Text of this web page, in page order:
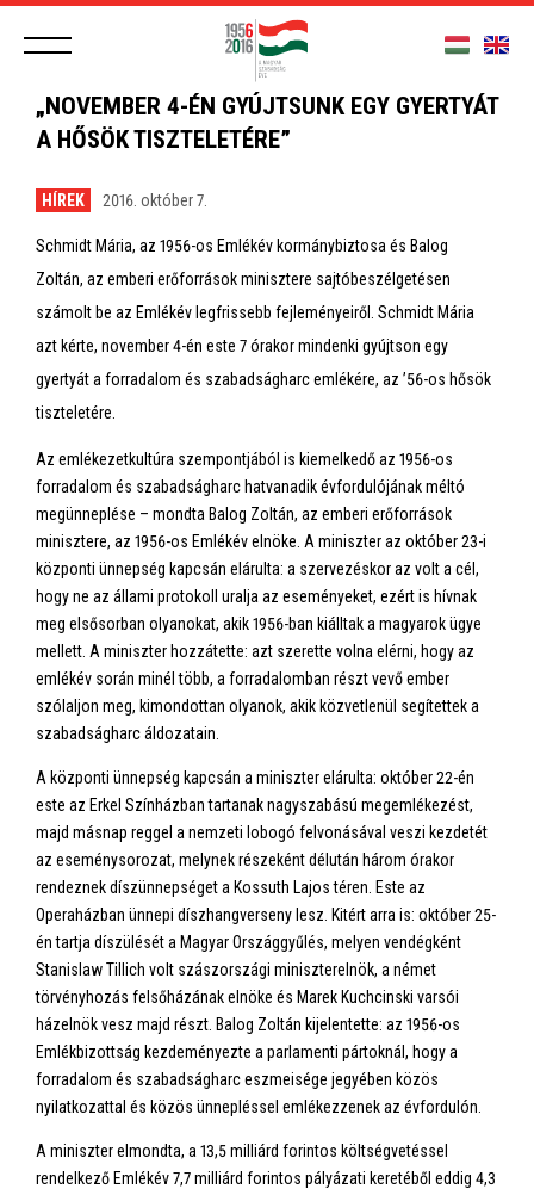
„NOVEMBER 4-ÉN GYÚJTSUNK EGY GYERTYÁT
A HŐSÖK TISZTELETÉRE”
HÍREK 2016. október 7.
Schmidt Mária, az 1956-os Emlékév kormánybiztosa és Balog
Zoltán, az emberi erőforrások minisztere sajtóbeszélgetésen
számolt be az Emlékév legfrissebb fejleményeiről. Schmidt Mária
azt kérte, november 4-én este 7 órakor mindenki gyújtson egy
gyertyát a forradalom és szabadságharc emlékére, az ’56-os hősök
tiszteletére.
Az emlékezetkultúra szempontjából is kiemelkedő az 1956-os
forradalom és szabadságharc hatvanadik évfordulójának méltó
megünneplése – mondta Balog Zoltán, az emberi erőforrások
minisztere, az 1956-os Emlékév elnöke. A miniszter az október 23-i
központi ünnepség kapcsán elárulta: a szervezéskor az volt a cél,
hogy ne az állami protokoll uralja az eseményeket, ezért is hívnak
meg elsősorban olyanokat, akik 1956-ban kiálltak a magyarok ügye
mellett. A miniszter hozzátette: azt szerette volna elérni, hogy az
emlékév során minél több, a forradalomban részt vevő ember
szólaljon meg, kimondottan olyanok, akik közvetlenül segítettek a
szabadságharc áldozatain.
A központi ünnepség kapcsán a miniszter elárulta: október 22-én
este az Erkel Színházban tartanak nagyszabású megemlékezést,
majd másnap reggel a nemzeti lobogó felvonásával veszi kezdetét
az eseménysorozat, melynek részeként délután három órakor
rendeznek díszünnepséget a Kossuth Lajos téren. Este az
Operaházban ünnepi díszhangverseny lesz. Kitért arra is: október 25-
én tartja díszülését a Magyar Országgyűlés, melyen vendégként
Stanislaw Tillich volt szászországi miniszterelnök, a német
törvényhozás felsőházának elnöke és Marek Kuchcinski varsói
házelnök vesz majd részt. Balog Zoltán kijelentette: az 1956-os
Emlékbizottság kezdeményezte a parlamenti pártoknál, hogy a
forradalom és szabadságharc eszmeisége jegyében közös
nyilatkozattal és közös ünnepléssel emlékezzenek az évfordulón.
A miniszter elmondta, a 13,5 milliárd forintos költségvetéssel
rendelkező Emlékév 7,7 milliárd forintos pályázati keretéből eddig 4,3